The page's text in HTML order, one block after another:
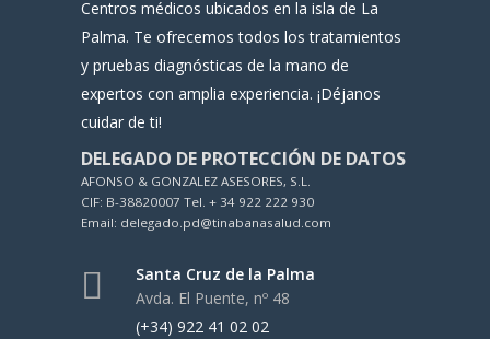
Centros médicos ubicados en la isla de La
Palma. Te ofrecemos todos los tratamientos
y pruebas diagnósticas de la mano de
expertos con amplia experiencia. ¡Déjanos
cuidar de ti!
DELEGADO DE PROTECCIÓN DE DATOS
AFONSO & GONZALEZ ASESORES, S.L.
CIF: B-38820007 Tel. + 34 922 222 930
Email: delegado.pd@tinabanasalud.com
Santa Cruz de la Palma
Avda. El Puente, nº 48
(+34) 922 41 02 02